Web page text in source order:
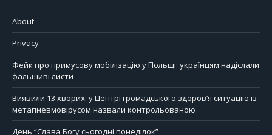
About
Privacy
Фейк про примусову мобілізацію у Польщі: українцям надіслали
фальшиві листи
Виявили 13 хворих: у Центрі громадського здоров’я ситуацію із
метапневмовірусом назвали контрольованою
День “Слава Богу сьогодні понеділок”